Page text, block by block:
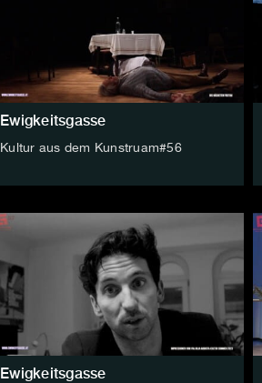
Ewigkeitsgasse
Kultur aus dem Kunstruam#56
Ewigkeitsgasse